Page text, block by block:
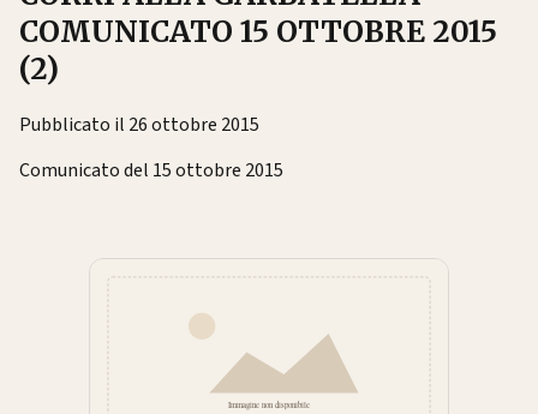
COMUNICATO 15 OTTOBRE 2015
(2)
Pubblicato il 26 ottobre 2015
Comunicato del 15 ottobre 2015